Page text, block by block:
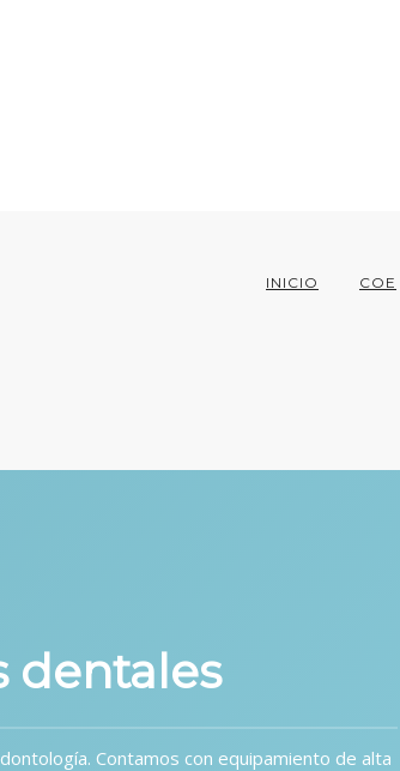
INICIO COE
dentales
Contamos con equipamiento de alta
Dental